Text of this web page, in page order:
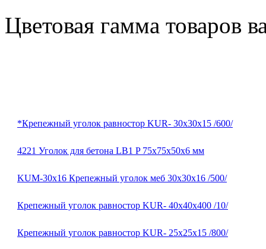
Цветовая гамма товаров
*Крепежный уголок равностор KUR- 30х30х15 /600/
4221 Уголок для бетона LB1 P 75х75х50х6 мм
KUM-30х16 Крепежный уголок меб 30х30х16 /500/
Крепежный уголок равностор KUR- 40х40х400 /10/
Крепежный уголок равностор KUR- 25х25х15 /800/